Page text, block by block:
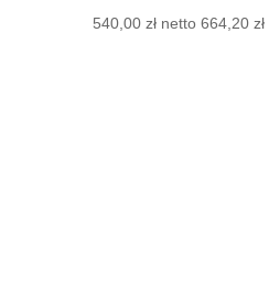
540,00 zł netto 664,20 zł